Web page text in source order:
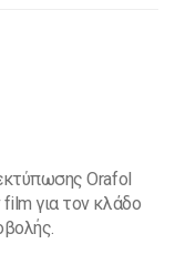
Orafol
για τον κλάδο